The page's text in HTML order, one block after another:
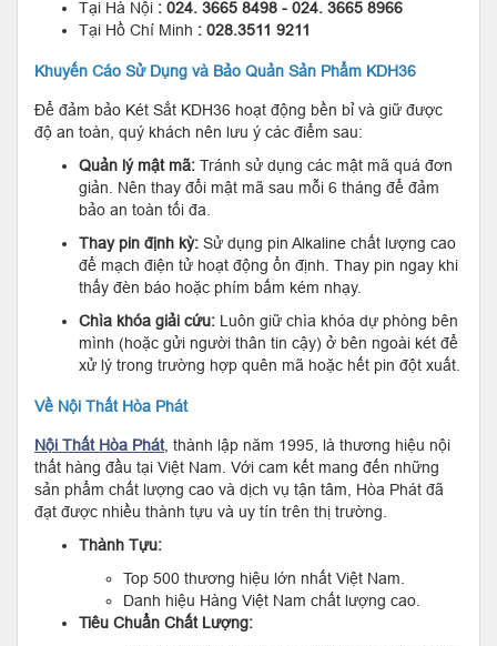
Tại Hà Nội : 024. 3665 8498 - 024. 3665 8966
Tại Hồ Chí Minh : 028.3511 9211
Khuyến Cáo Sử Dụng và Bảo Quản Sản Phẩm KDH36
Để đảm bảo Két Sắt KDH36 hoạt động bền bỉ và giữ được
độ an toàn, quý khách nên lưu ý các điểm sau:
Quản lý mật mã: Tránh sử dụng các mật mã quá đơn
giản. Nên thay đổi mật mã sau mỗi 6 tháng để đảm
bảo an toàn tối đa.
Thay pin định kỳ: Sử dụng pin Alkaline chất lượng cao
để mạch điện tử hoạt động ổn định. Thay pin ngay khi
thấy đèn báo hoặc phím bấm kém nhạy.
Chìa khóa giải cứu: Luôn giữ chìa khóa dự phòng bên
mình (hoặc gửi người thân tin cậy) ở bên ngoài két để
xử lý trong trường hợp quên mã hoặc hết pin đột xuất.
Về Nội Thất Hòa Phát
Nội Thất Hòa Phát, thành lập năm 1995, là thương hiệu nội
thất hàng đầu tại Việt Nam. Với cam kết mang đến những
sản phẩm chất lượng cao và dịch vụ tận tâm, Hòa Phát đã
đạt được nhiều thành tựu và uy tín trên thị trường.
Thành Tựu:
Top 500 thương hiệu lớn nhất Việt Nam.
Danh hiệu Hàng Việt Nam chất lượng cao.
Tiêu Chuẩn Chất Lượng: